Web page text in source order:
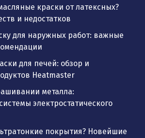
краски от латексных?
и недостатков
для наружных работ: важные
для печей: обзор и
Heatmaster
металла:
электростатического
покрытия? Новейшие